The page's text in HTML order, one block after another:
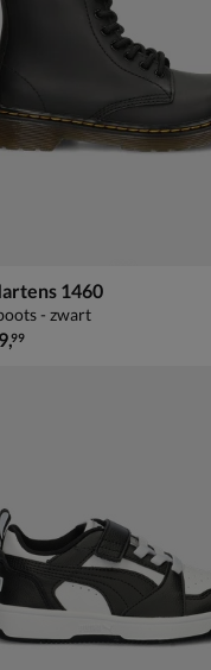
1460
- zwart
89,99
,99